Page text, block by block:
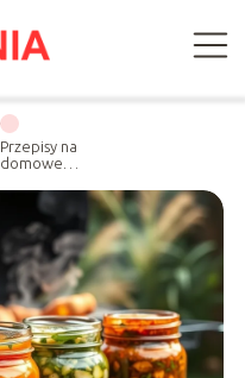
Przepisy na
domowe
pikantne: dodaj
ognia do
grillowanego
mięsa